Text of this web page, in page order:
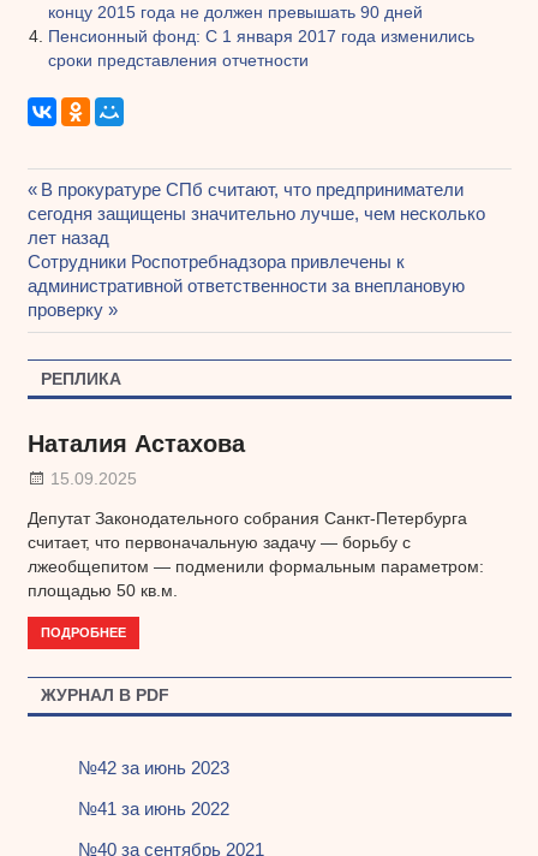
концу 2015 года не должен превышать 90 дней
Пенсионный фонд: С 1 января 2017 года изменились
сроки представления отчетности
Навигация
по
записям
Предыдущая
запись:
В прокуратуре СПб считают, что предприниматели
сегодня защищены значительно лучше, чем несколько
лет назад
Следующая
запись:
Сотрудники Роспотребнадзора привлечены к
административной ответственности за внеплановую
проверку
РЕПЛИКА
Наталия Астахова
15.09.2025
Депутат Законодательного собрания Санкт-Петербурга
считает, что первоначальную задачу — борьбу с
лжеобщепитом — подменили формальным параметром:
площадью 50 кв.м.
ПОДРОБНЕЕ
ЖУРНАЛ В PDF
№42 за июнь 2023
№41 за июнь 2022
№40 за сентябрь 2021